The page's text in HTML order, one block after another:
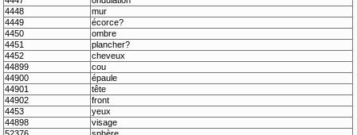
4448
mur
4449
écorce?
4450
ombre
4451
plancher?
4452
cheveux
44899
cou
44900
épaule
44901
tête
44902
front
4453
yeux
44898
visage